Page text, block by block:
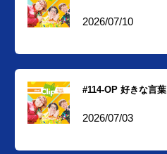
2026/07/10
#114-OP 好きな言葉
2026/07/03